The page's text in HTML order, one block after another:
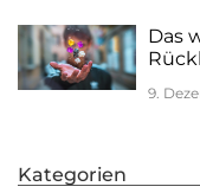
Das
9.
Kategorien